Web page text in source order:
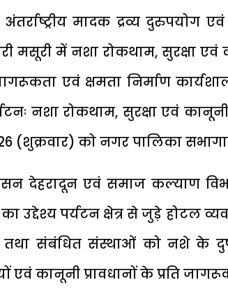
अंतर्राष्ट्रीय मादक द्रव्य दुरुपयोग
मसूरी में नशा रोकथाम, सुरक्षा
एवं क्षमता निर्माण
नशा रोकथाम, सुरक्षा एवं
(शुक्रवार) को नगर पालिका
देहरादून एवं समाज कल्याण
उद्देश्य पर्यटन क्षेत्र से जुड़े होटल
तथा संबंधित संस्थाओं को नशे के
एवं कानूनी प्रावधानों के प्रति